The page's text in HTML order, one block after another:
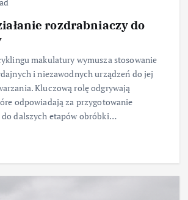
rozdrabniaczy do
makulatury wymusza stosowanie
i niezawodnych urządzeń do jej
Kluczową rolę odgrywają
odpowiadają za przygotowanie
dalszych etapów obróbki…